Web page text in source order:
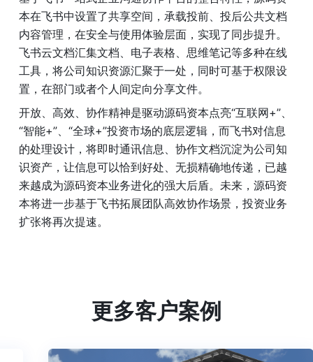
本在飞书中设置了共享空间，承载投前、投后公共文档
内容管理，在安全与使用体验层面，实现了同步提升。
飞书云文档汇集文档、电子表格、思维笔记等多种在线
工具，将公司知识资源汇聚于一处，同时可基于权限设
置，在部门或者个人间定向分享文件。
开放、高效、协作精神是驱动源码资本点亮“互联网+”、
“智能+”、“全球+”投资市场的底层逻辑，而飞书对信息
的处理设计，将即时通讯信息、协作文档沉淀为公司知
识资产，让信息可以恰到好处、无损精确地传递，已越
来越成为源码资本业务进化的强大后盾。未来，源码资
本将进一步基于飞书拓展团队高效协作场景，投资业务
扩张将再次提速。
更多客户案例